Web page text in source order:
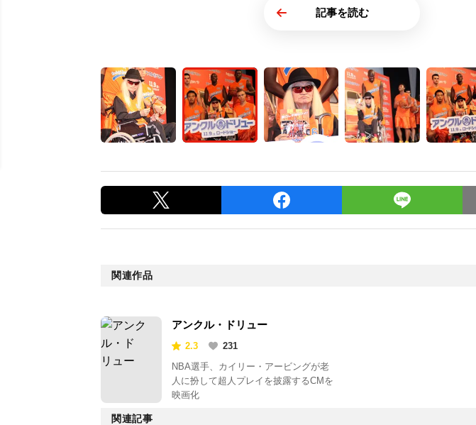
記事を読む
関連作品
アンクル・ドリュー
2.3
231
NBA選手、カイリー・アービングが老
人に扮して超人プレイを披露するCMを
映画化
関連記事